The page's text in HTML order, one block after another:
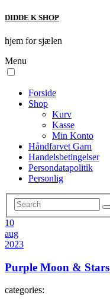
DIDDE K SHOP
hjem for sjælen
Menu
Forside
Shop
Kurv
Kasse
Min Konto
Håndfarvet Garn
Handelsbetingelser
Persondatapolitik
Personlig
10
aug
2023
Purple Moon & Stars
categories: